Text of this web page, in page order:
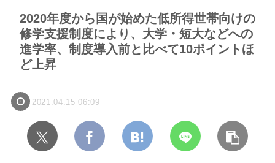
2020年度から国が始めた低所得世帯向けの
修学支援制度により、大学・短大などへの
進学率、制度導入前と比べて10ポイントほ
ど上昇
2021.04.15 06:09